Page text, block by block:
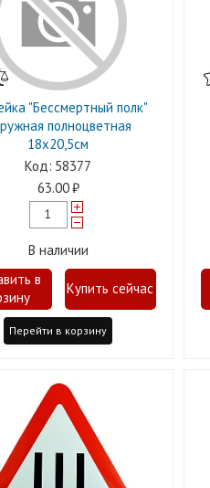
"Бессмертный полк"
полноцветная
18х20,5см
58377
63.00
В наличии
Перейти в корзину